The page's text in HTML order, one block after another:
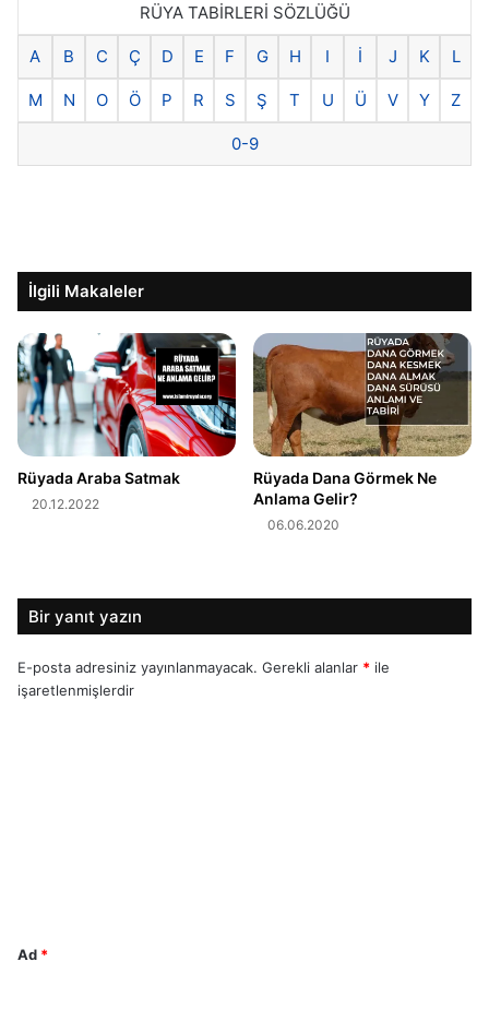
RÜYA TABİRLERİ SÖZLÜĞÜ
A B C Ç D E F G H I İ J K L
M N O Ö P R S Ş T U Ü V Y Z
0-9
İlgili Makaleler
Rüyada Araba Satmak
20.12.2022
Rüyada Dana Görmek Ne
Anlama Gelir?
06.06.2020
Bir yanıt yazın
E-posta adresiniz yayınlanmayacak. Gerekli alanlar * ile
işaretlenmişlerdir
Ad *